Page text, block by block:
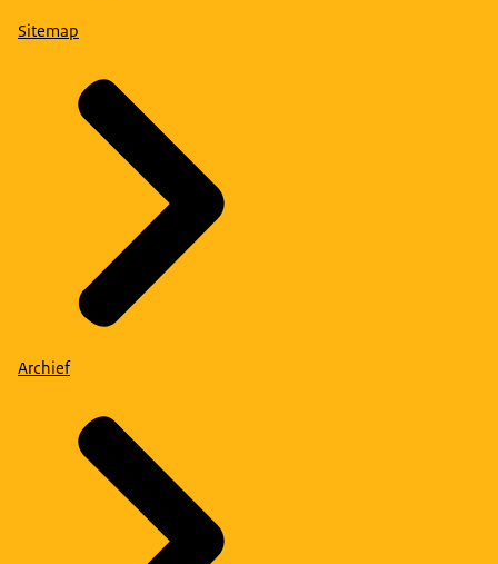
Sitemap
Archief